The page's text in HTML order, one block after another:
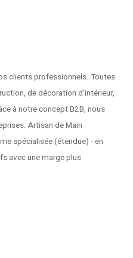
clients professionnels. Toutes
de décoration d'intérieur,
à notre concept B2B, nous
Artisan de Main
spécialisée (étendue) - en
avec une marge plus